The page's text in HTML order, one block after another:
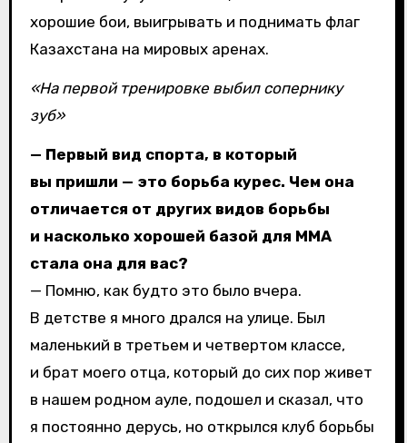
хорошие бои, выигрывать и поднимать флаг
Казахстана на мировых аренах.
«На первой тренировке выбил сопернику
зуб»
— Первый вид спорта, в который
вы пришли — это борьба курес. Чем она
отличается от других видов борьбы
и насколько хорошей базой для ММА
стала она для вас?
— Помню, как будто это было вчера.
В детстве я много дрался на улице. Был
маленький в третьем и четвертом классе,
и брат моего отца, который до сих пор живет
в нашем родном ауле, подошел и сказал, что
я постоянно дерусь, но открылся клуб борьбы